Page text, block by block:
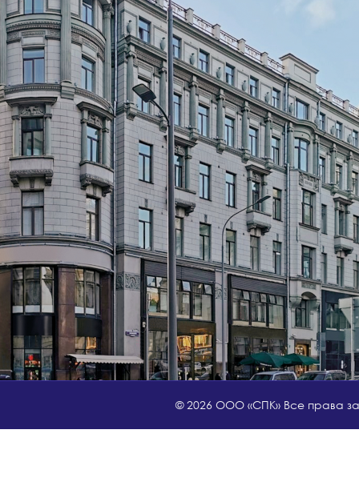
© 2026 ООО «СПК» Все права